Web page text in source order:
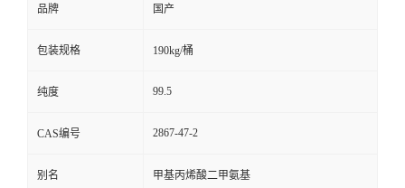
品牌 国产
包装规格 190kg/桶
纯度 99.5
CAS编号 2867-47-2
别名 甲基丙烯酸二甲氨基